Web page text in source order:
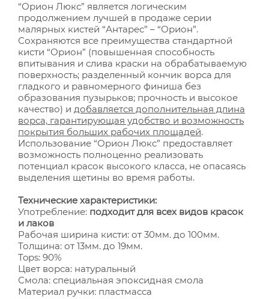
“Орион Люкс” является логическим
продолжением лучшей в продаже серии
малярных кистей “Антарес” – “Орион”.
Сохраняются все преимущества стандартной
кисти “Орион” (повышенная способность
впитывания и слива краски на обрабатываемую
поверхность; разделенный кончик ворса для
гладкого и равномерного финиша без
образования пузырьков; прочность и высокое
качество) и добавляется дополнительная длина
ворса, гарантирующая удобство и возможность
покрытия больших рабочих площадей.
Использование “Орион Люкс” предоставляет
возможность полноценно реализовать
потенциал красок высокого класса, не опасаясь
выделения щетины во время работы.
Технические характеристики:
Употребление: подходит для всех видов красок
и лаков
Рабочая ширина кисти: от 30мм. до 100мм.
Толщина: от 13мм. до 19мм.
Tops: 90%
Цвет ворса: натуральный
Смола: специальная эпоксидная смола
Материал ручки: пластмасса